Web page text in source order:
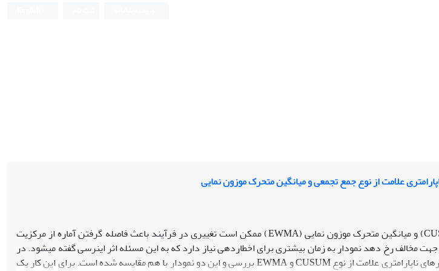
علامت از نوع جمع تجمعی و میانگین متحرک موزون نمایی
در نمودارهای جمع تجمعی (CUSUM) و میانگین متحرک موزون نمایی (EWMA) ممکن است تغییری در فرآیند باعث فاصله گرفتن آماره از مرکزیت
مخالف رخ دهد نمودار به زمان بیشتری برای اخطاردهی نیاز دارد که به این مسئله اثر اینرسی گفته می‏شود. در
این مقاله اثر اینرسی بر روی عملکرد نمودارهای ناپارامتری علامت از نوع CUSUM و EWMA بررسی و این دو نمودار با هم مقایسه‌ شده است. برای این کار یک